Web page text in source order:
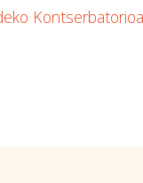
Kontserbatorioa